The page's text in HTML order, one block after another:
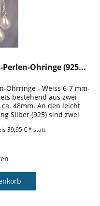
Ohringe (925...
Ohrringe - Weiss 6-7 mm-
bestehend aus zwei
48mm. An den leicht
Silber (925) sind zwei
Kettchen...
39,95 € *statt